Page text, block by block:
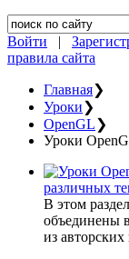
Войти |
правила сайта
Главная❯
Уроки❯
OpenGL❯
Уроки
различных
В этом
объединены
из